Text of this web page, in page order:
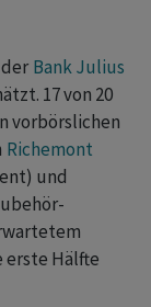
Bank Julius
17 von 20
vorbörslichen
Richemont
und
erste Hälfte